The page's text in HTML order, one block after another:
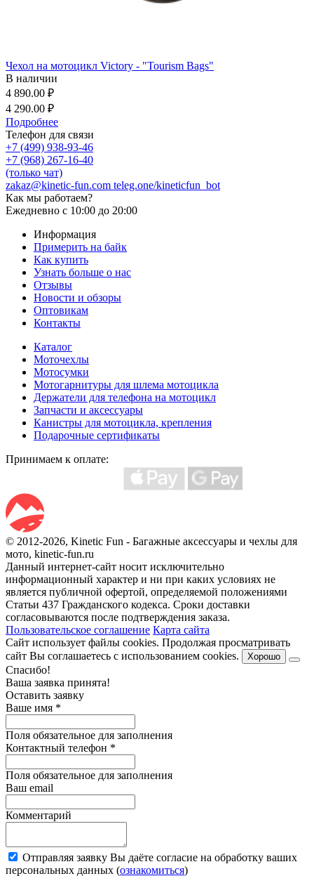
Чехол на мотоцикл Victory - "Tourism Bags"
В наличии
4 890.00 ₽
4 290.00 ₽
Подробнее
Телефон для связи
+7 (499) 938-93-46
+7 (968) 267-16-40
(только чат)
zakaz@kinetic-fun.com teleg.one/kineticfun_bot
Как мы работаем?
Ежедневно с 10:00 до 20:00
Информация
Примерить на байк
Как купить
Узнать больше о нас
Отзывы
Новости и обзоры
Оптовикам
Контакты
Каталог
Моточехлы
Мотосумки
Мотогарнитуры для шлема мотоцикла
Держатели для телефона на мотоцикл
Запчасти и аксессуары
Канистры для мотоцикла, крепления
Подарочные сертификаты
Принимаем к оплате:
© 2012-2026, Kinetic Fun - Багажные аксессуары и чехлы для
мото, kinetic-fun.ru
Данный интернет-сайт носит исключительно
информационный характер и ни при каких условиях не
является публичной офертой, определяемой положениями
Статьи 437 Гражданского кодекса. Сроки доставки
согласовываются после подтверждения заказа.
Пользовательское соглашение Карта сайта
Сайт использует файлы cookies. Продолжая просматривать
сайт Вы соглашаетесь с использованием cookies.
Хорошо
Спасибо!
Ваша заявка принята!
Оставить заявку
Ваше имя *
Поля обязательное для заполнения
Контактный телефон *
Поля обязательное для заполнения
Ваш email
Комментарий
Отправляя заявку Вы даёте согласие на обработку ваших
персональных данных (ознакомиться)